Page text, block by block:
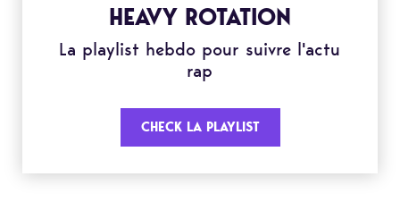
HEAVY ROTATION
La playlist hebdo pour suivre l'actu
rap
CHECK LA PLAYLIST